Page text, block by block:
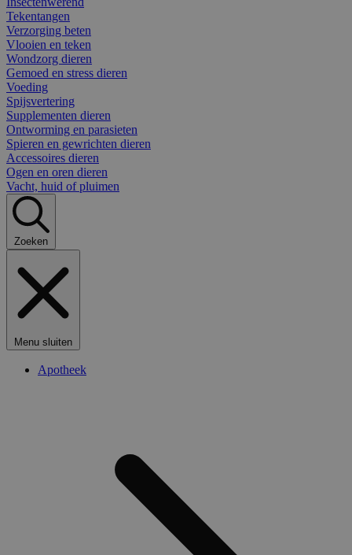
Tekentangen
Verzorging beten
Vlooien en teken
Wondzorg dieren
Gemoed en stress dieren
Voeding
Spijsvertering
Supplementen dieren
Ontworming en parasieten
Spieren en gewrichten dieren
Accessoires dieren
Ogen en oren dieren
Vacht, huid of pluimen
Zoeken
Menu sluiten
Apotheek